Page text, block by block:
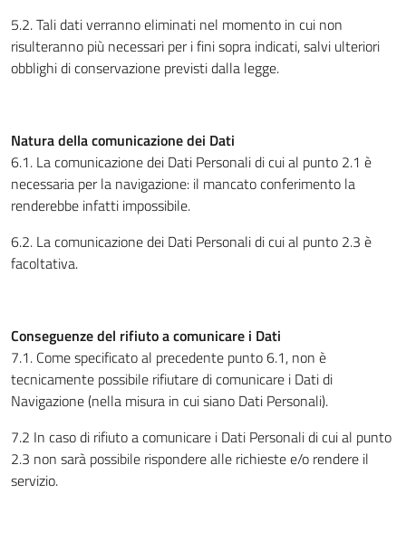
5.2. Tali dati verranno eliminati nel momento in cui non
risulteranno più necessari per i fini sopra indicati, salvi ulteriori
obblighi di conservazione previsti dalla legge.
Natura della comunicazione dei Dati
6.1. La comunicazione dei Dati Personali di cui al punto 2.1 è
necessaria per la navigazione: il mancato conferimento la
renderebbe infatti impossibile.
6.2. La comunicazione dei Dati Personali di cui al punto 2.3 è
facoltativa.
Conseguenze del rifiuto a comunicare i Dati
7.1. Come specificato al precedente punto 6.1, non è
tecnicamente possibile rifiutare di comunicare i Dati di
Navigazione (nella misura in cui siano Dati Personali).
7.2 In caso di rifiuto a comunicare i Dati Personali di cui al punto
2.3 non sarà possibile rispondere alle richieste e/o rendere il
servizio.